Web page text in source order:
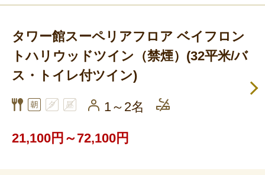
タワー館スーペリアフロア ベイフロン
トハリウッドツイン（禁煙）(32平米/バ
ス・トイレ付ツイン)
1～2名
21,100円～72,100円